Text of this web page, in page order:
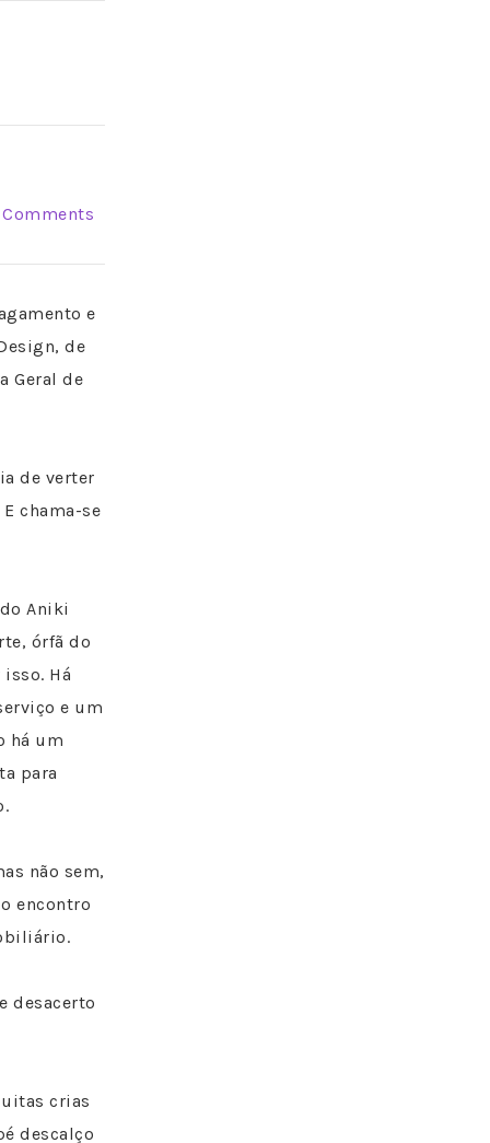
e
de
Geral de
de verter
chama-se
Aniki
órfã do
Há
e um
há um
para
não sem,
encontro
desacerto
crias
descalço